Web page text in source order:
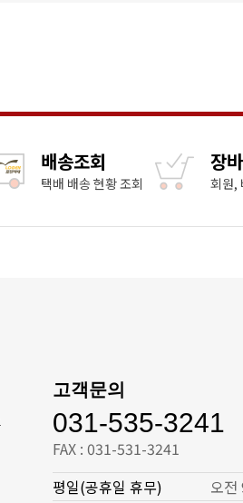
배송조회
택배 배송 현황 조회
장
회원,
고객문의
031-535-3241
FAX : 031-531-3241
평일(공휴일 휴무)
오전